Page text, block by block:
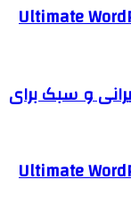
Ultimate
و سبک برای
Ultimate